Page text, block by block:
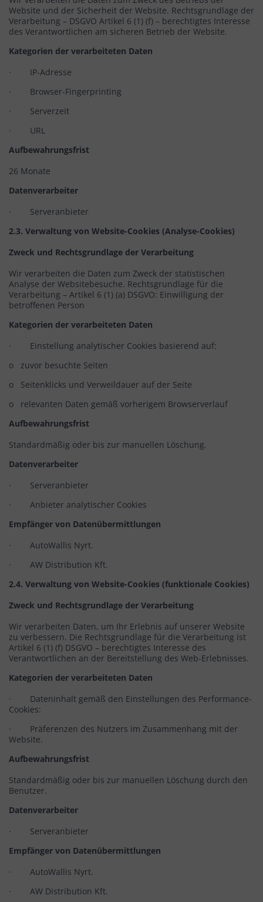
Website und der Sicherheit der Website. Rechtsgrundlage der
Verarbeitung – DSGVO Artikel 6 (1) (f) – berechtigtes Interesse
des Verantwortlichen am sicheren Betrieb der Website.
Kategorien der verarbeiteten Daten
· IP-Adresse
· Browser-Fingerprinting
· Serverzeit
· URL
Aufbewahrungsfrist
26 Monate
Datenverarbeiter
· Serveranbieter
2.3. Verwaltung von Website-Cookies (Analyse-Cookies)
Zweck und Rechtsgrundlage der Verarbeitung
Wir verarbeiten die Daten zum Zweck der statistischen
Analyse der Websitebesuche. Rechtsgrundlage für die
Verarbeitung – Artikel 6 (1) (a) DSGVO: Einwilligung der
betroffenen Person
Kategorien der verarbeiteten Daten
· Einstellung analytischer Cookies basierend auf:
o zuvor besuchte Seiten
o Seitenklicks und Verweildauer auf der Seite
o relevanten Daten gemäß vorherigem Browserverlauf
Aufbewahrungsfrist
Standardmäßig oder bis zur manuellen Löschung.
Datenverarbeiter
· Serveranbieter
· Anbieter analytischer Cookies
Empfänger von Datenübermittlungen
· AutoWallis Nyrt.
· AW Distribution Kft.
2.4. Verwaltung von Website-Cookies (funktionale Cookies)
Zweck und Rechtsgrundlage der Verarbeitung
Wir verarbeiten Daten, um Ihr Erlebnis auf unserer Website
zu verbessern. Die Rechtsgrundlage für die Verarbeitung ist
Artikel 6 (1) (f) DSGVO – berechtigtes Interesse des
Verantwortlichen an der Bereitstellung des Web-Erlebnisses.
Kategorien der verarbeiteten Daten
· Dateninhalt gemäß den Einstellungen des Performance-
Cookies:
· Präferenzen des Nutzers im Zusammenhang mit der
Website.
Aufbewahrungsfrist
Standardmäßig oder bis zur manuellen Löschung durch den
Benutzer.
Datenverarbeiter
· Serveranbieter
Empfänger von Datenübermittlungen
· AutoWallis Nyrt.
· AW Distribution Kft.